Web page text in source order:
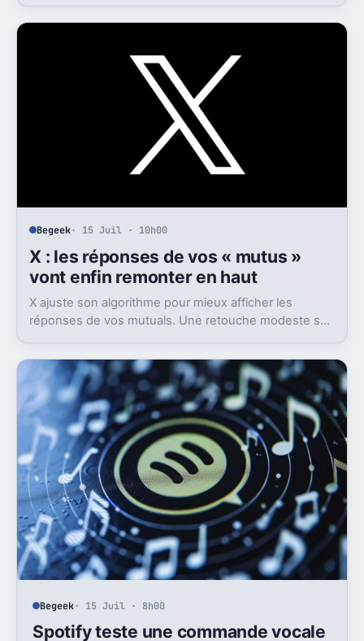
enregistrement autonome, transcription et génération
Begeek· 15 Juil · 10h00
X : les réponses de vos « mutus »
vont enfin remonter en haut
X ajuste son algorithme pour mieux afficher les
réponses de vos mutuals. Une retouche modeste sur
Begeek· 15 Juil · 8h00
Spotify teste une commande vocale